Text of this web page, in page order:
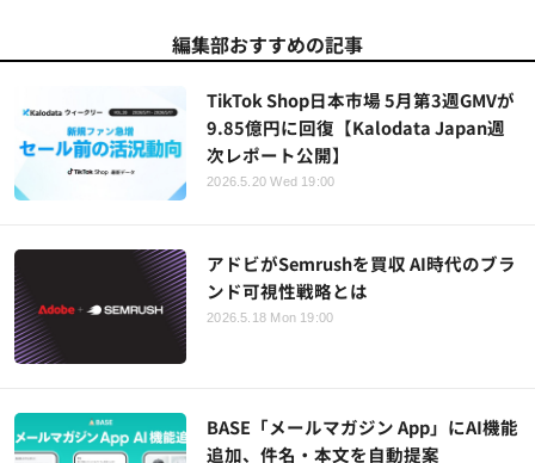
編集部おすすめの記事
TikTok Shop日本市場 5月第3週GMVが
9.85億円に回復【Kalodata Japan週
次レポート公開】
2026.5.20 Wed 19:00
アドビがSemrushを買収 AI時代のブラ
ンド可視性戦略とは
2026.5.18 Mon 19:00
BASE「メールマガジン App」にAI機能
追加、件名・本文を自動提案